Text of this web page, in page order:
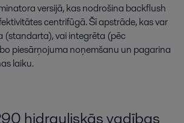
versijā,kasnodrošina backflush
centrifūgā.Šīapstrāde,kasvar
(standarta),vaiintegrēta (pēc
piesārņojuma noņemšanu un pagarina
laiku.
hidrauliskāsvadības